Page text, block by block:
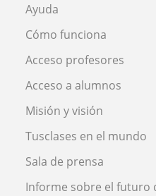
Ayuda
Cómo funciona
Acceso profesores
Acceso a alumnos
Misión y visión
Tusclases en el mundo
Sala de prensa
Informe sobre el futuro